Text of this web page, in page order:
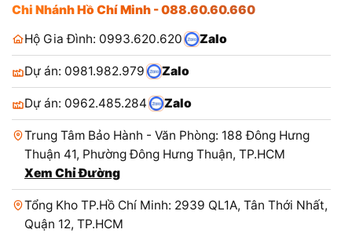
Chi Nhánh Hồ Chí Minh - 088.60.60.660
Hộ Gia Đình: 0993.620.620
Zalo
Dự án: 0981.982.979 Zalo
Dự án: 0962.485.284 Zalo
Trung Tâm Bảo Hành - Văn Phòng: 188 Đông Hưng
Thuận 41, Phường Đông Hưng Thuận, TP.HCM
Xem Chỉ Đường
Tổng Kho TP.Hồ Chí Minh: 2939 QL1A, Tân Thới Nhất,
Quận 12, TP.HCM